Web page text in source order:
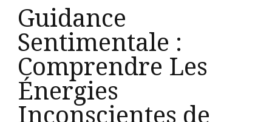
Guidance
Sentimentale :
Comprendre Les
Énergies
Inconscientes de